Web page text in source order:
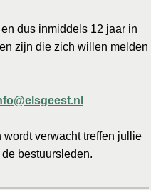
dus inmiddels 12 jaar in
zijn die zich willen melden
verwacht treffen jullie
bestuursleden.